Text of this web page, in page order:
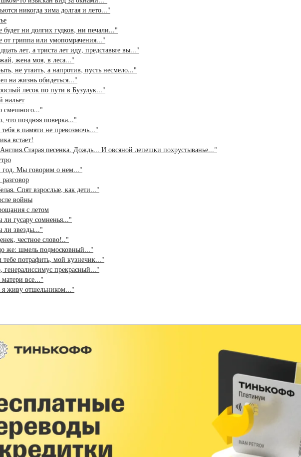
никогда зима долгая и лето..."
будет ни долгих гудков, ни печали..."
от гриппа или умопомрачения..."
лет, а триста лет иду, представьте вы..."
жена моя, в леса..."
не утаить, а напротив, пусть несмело..."
на жизнь обидеться..."
лесок по пути в Бузулук..."
нальет
смешного..."
что поздняя поверка..."
в памяти не превозмочь..."
встает!
песенка. Дождь... И овсяной лепешки похрустыванье..."
Мы говорим о нем..."
Спят взрослые, как дети..."
войны
с летом
гусару сомненья..."
звезды..."
честное слово!.."
же: шмель подмосковный..."
потрафить, мой кузнечик..."
генералиссимус прекрасный..."
все..."
живу отшельником..."